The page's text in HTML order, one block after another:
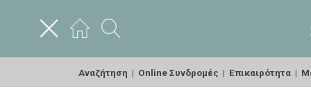
Αναζήτηση | Online Συνδρομές | Επικαιρότητα |